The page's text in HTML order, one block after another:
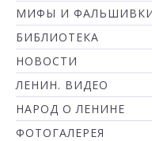
МИФЫ И
БИБЛИОТЕКА
НОВОСТИ
ЛЕНИН. ВИДЕО
НАРОД О ЛЕНИНЕ
ФОТОГАЛЕРЕЯ